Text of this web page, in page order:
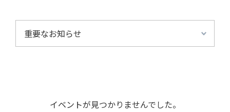
イベントが見つかりませんでした。